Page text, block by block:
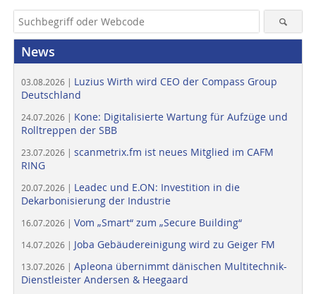
News
03.08.2026 | Luzius Wirth wird CEO der Compass Group
Deutschland
24.07.2026 | Kone: Digitalisierte Wartung für Aufzüge und
Rolltreppen der SBB
23.07.2026 | scanmetrix.fm ist neues Mitglied im CAFM
RING
20.07.2026 | Leadec und E.ON: Investition in die
Dekarbonisierung der Industrie
16.07.2026 | Vom „Smart“ zum „Secure Building“
14.07.2026 | Joba Gebäudereinigung wird zu Geiger FM
13.07.2026 | Apleona übernimmt dänischen Multitechnik-
Dienstleister Andersen & Heegaard